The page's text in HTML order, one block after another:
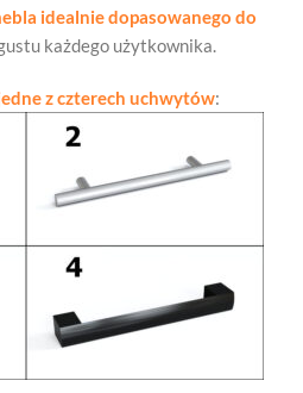
idealnie dopasowanego do
każdego użytkownika.
z czterech uchwytów: